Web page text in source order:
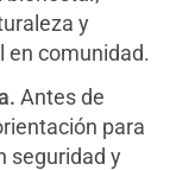
y
en comunidad.
Antes de
para
seguridad y